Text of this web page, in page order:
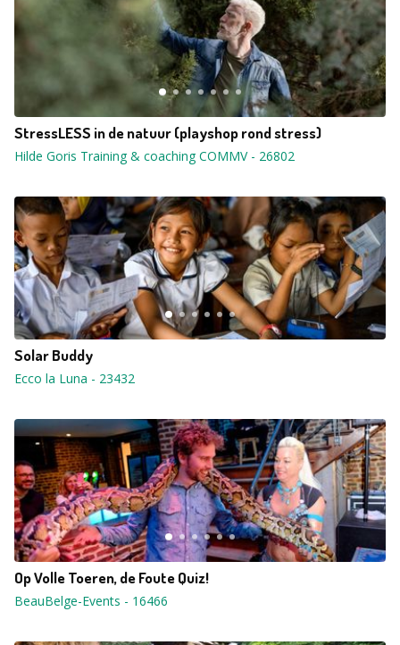
StressLESS in de natuur (playshop rond stress)
Hilde Goris Training & coaching COMMV- 26802
Solar Buddy
Ecco la Luna - 23432
Op Volle Toeren, de Foute Quiz!
BeauBelge-Events - 16466